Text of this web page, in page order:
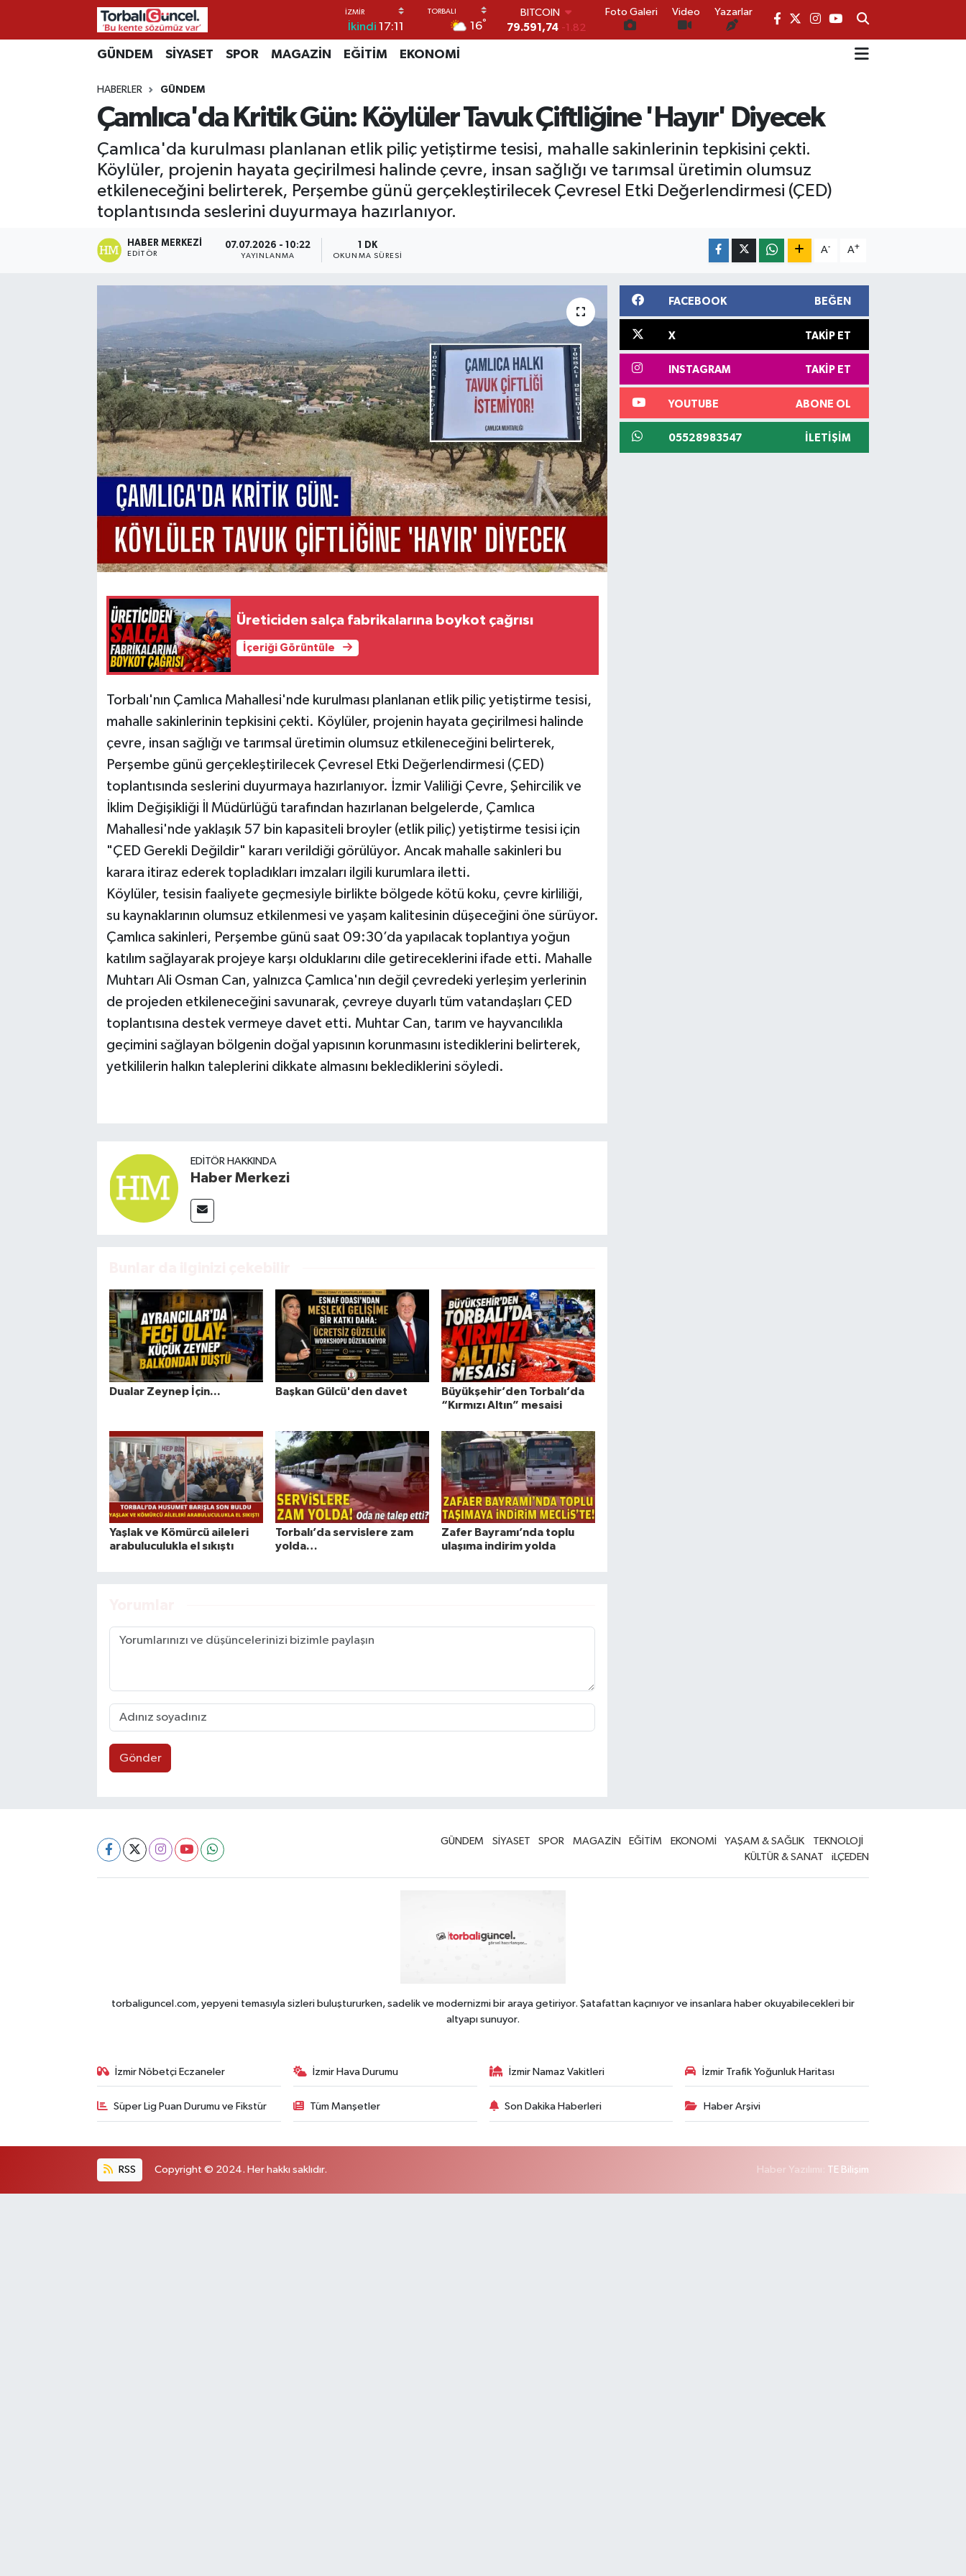
İkindi 17:11 16°
DOLAR
45,43620 0.02
EURO
G.ALTIN
6862,09000 0.19
BİST100
14.598,00 0
BITCOIN
79.591,74 -1.82
Foto Galeri Video Yazarlar
GÜNDEM SİYASET SPOR MAGAZİN EĞİTİM EKONOMİ
HABERLER GÜNDEM
Çamlıca'da Kritik Gün: Köylüler Tavuk Çiftliğine 'Hayır' Diyecek
Çamlıca'da kurulması planlanan etlik piliç yetiştirme tesisi, mahalle sakinlerinin tepkisini çekti.
Köylüler, projenin hayata geçirilmesi halinde çevre, insan sağlığı ve tarımsal üretimin olumsuz
etkileneceğini belirterek, Perşembe günü gerçekleştirilecek Çevresel Etki Değerlendirmesi (ÇED)
toplantısında seslerini duyurmaya hazırlanıyor.
HABER MERKEZI
EDITÖR
07.07.2026 - 10:22
YAYINLANMA
1 DK
OKUNMA SÜRESI
A- A+
Üreticiden salça fabrikalarına boykot çağrısı
İçeriği Görüntüle
Torbalı'nın Çamlıca Mahallesi'nde kurulması planlanan etlik piliç yetiştirme tesisi,
mahalle sakinlerinin tepkisini çekti. Köylüler, projenin hayata geçirilmesi halinde
çevre, insan sağlığı ve tarımsal üretimin olumsuz etkileneceğini belirterek,
Perşembe günü gerçekleştirilecek Çevresel Etki Değerlendirmesi (ÇED)
toplantısında seslerini duyurmaya hazırlanıyor. İzmir Valiliği Çevre, Şehircilik ve
İklim Değişikliği İl Müdürlüğü tarafından hazırlanan belgelerde, Çamlıca
Mahallesi'nde yaklaşık 57 bin kapasiteli broyler (etlik piliç) yetiştirme tesisi için
"ÇED Gerekli Değildir" kararı verildiği görülüyor. Ancak mahalle sakinleri bu
karara itiraz ederek topladıkları imzaları ilgili kurumlara iletti.
Köylüler, tesisin faaliyete geçmesiyle birlikte bölgede kötü koku, çevre kirliliği,
su kaynaklarının olumsuz etkilenmesi ve yaşam kalitesinin düşeceğini öne sürüyor.
Çamlıca sakinleri, Perşembe günü saat 09:30’da yapılacak toplantıya yoğun
katılım sağlayarak projeye karşı olduklarını dile getireceklerini ifade etti. Mahalle
Muhtarı Ali Osman Can, yalnızca Çamlıca'nın değil çevredeki yerleşim yerlerinin
de projeden etkileneceğini savunarak, çevreye duyarlı tüm vatandaşları ÇED
toplantısına destek vermeye davet etti. Muhtar Can, tarım ve hayvancılıkla
geçimini sağlayan bölgenin doğal yapısının korunmasını istediklerini belirterek,
yetkililerin halkın taleplerini dikkate almasını beklediklerini söyledi.
EDITÖR HAKKINDA
Haber Merkezi
Dualar Zeynep İçin... Başkan Gülcü'den davet
Büyükşehir’den Torbalı’da
“Kırmızı Altın” mesaisi
Yaşlak ve Kömürcü aileleri
arabuluculukla el sıkıştı
Torbalı’da servislere zam
yolda…
Zafer Bayramı’nda toplu
ulaşıma indirim yolda
Gönder
FACEBOOK BEĞEN
X TAKIP ET
INSTAGRAM TAKIP ET
YOUTUBE ABONE OL
05528983547 İLETIŞIM
GÜNDEM SİYASET SPOR MAGAZİN EĞİTİM EKONOMİ YAŞAM & SAĞLIK
TEKNOLOJİ
KÜLTÜR & SANAT
iLÇEDEN
torbaliguncel.com, yepyeni temasıyla sizleri buluştururken, sadelik ve modernizmi bir araya getiriyor. Şatafattan kaçınıyor ve insanlara haber okuyabilecekleri bir
altyapı sunuyor.
İzmir Nöbetçi Eczaneler İzmir Hava Durumu İzmir Namaz Vakitleri İzmir Trafik Yoğunluk Haritası
Süper Lig Puan Durumu ve Fikstür Tüm Manşetler Son Dakika Haberleri Haber Arşivi
RSS Copyright © 2024. Her hakkı saklıdır. Haber Yazılımı: TE Bilişim
İzmir Nöbetçi Eczaneler
İzmir Hava Durumu
İzmir Namaz Vakitleri
İzmir Trafik Yoğunluk Haritası
Süper Lig Puan Durumu ve Fikstür
Tüm Manşetler